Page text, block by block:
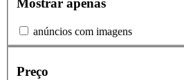
Mostrar apenas
anúncios com imagens
Preço